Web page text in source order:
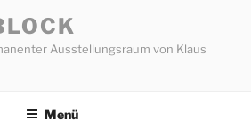
Ausstellungsraum von Klaus
Menü